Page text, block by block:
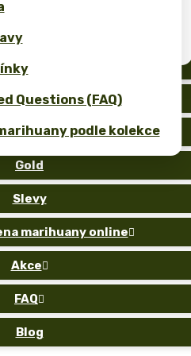
Questions (FAQ)
podle kolekce
Auto
Fem
Reg
Gold
Slevy
marihuany online 
Akce 
FAQ 
Blog